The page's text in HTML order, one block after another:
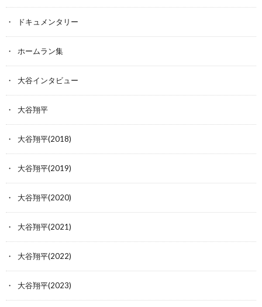
ドキュメンタリー
ホームラン集
大谷インタビュー
大谷翔平
大谷翔平(2018)
大谷翔平(2019)
大谷翔平(2020)
大谷翔平(2021)
大谷翔平(2022)
大谷翔平(2023)